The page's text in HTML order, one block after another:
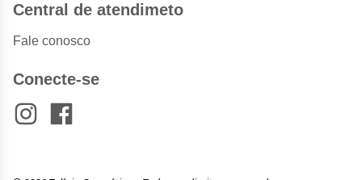
Central de atendimeto
Fale conosco
Conecte-se